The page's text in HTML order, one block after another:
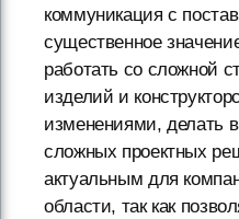
коммуникация с
существенное
работать со сложной
изделий и
изменениями, делать
сложных проектных
актуальным для
области, так как